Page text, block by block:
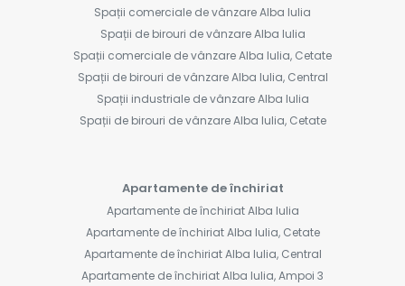
Spații comerciale de vânzare Alba Iulia
Spații de birouri de vânzare Alba Iulia
Spații comerciale de vânzare Alba Iulia, Cetate
Spații de birouri de vânzare Alba Iulia, Central
Spații industriale de vânzare Alba Iulia
Spații de birouri de vânzare Alba Iulia, Cetate
Apartamente de închiriat
Apartamente de închiriat Alba Iulia
Apartamente de închiriat Alba Iulia, Cetate
Apartamente de închiriat Alba Iulia, Central
Apartamente de închiriat Alba Iulia, Ampoi 3